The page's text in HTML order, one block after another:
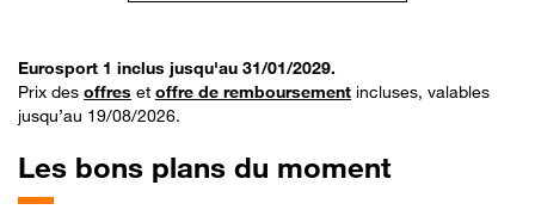
Eurosport 1 inclus jusqu'au 31/01/2029.
Prix des offres et offre de remboursement incluses, valables
jusqu’au 19/08/2026.
Les bons plans du moment